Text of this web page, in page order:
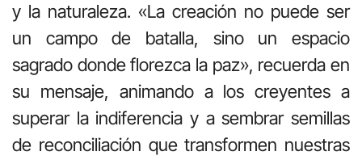
y la naturaleza. «La creación no puede ser
un campo de batalla, sino un espacio
sagrado donde florezca la paz», recuerda en
su mensaje, animando a los creyentes a
superar la indiferencia y a sembrar semillas
de reconciliación que transformen nuestras